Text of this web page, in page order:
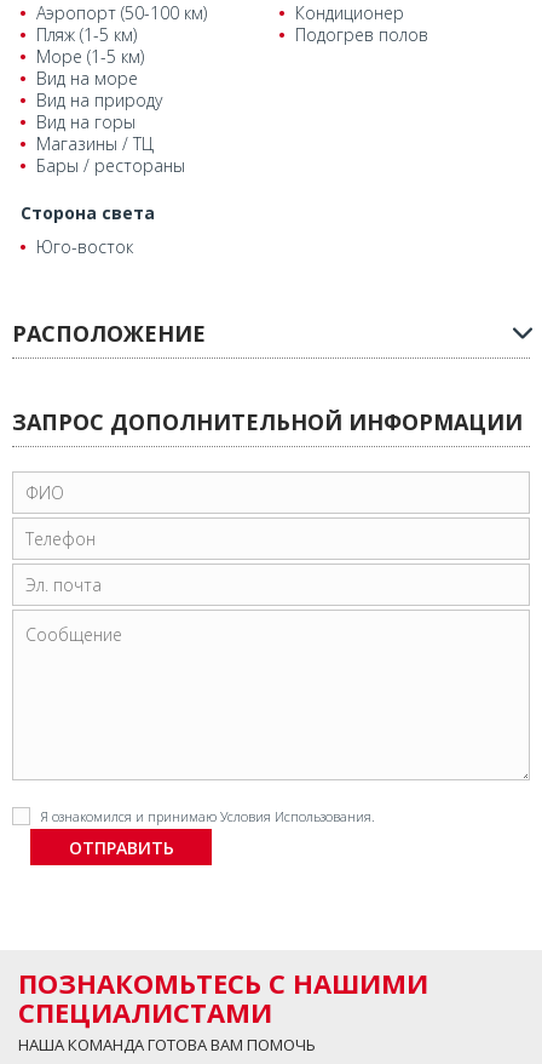
Аэропорт (50-100 км)
Пляж (1-5 км)
Море (1-5 км)
Вид на море
Вид на природу
Вид на горы
Магазины / ТЦ
Бары / рестораны
Кондиционер
Подогрев полов
Сторона света
Юго-восток
РАСПОЛОЖЕНИЕ
ЗАПРОС ДОПОЛНИТЕЛЬНОЙ ИНФОРМАЦИИ
Я ознакомился и принимаю Условия Использования.
ПОЗНАКОМЬТЕСЬ С НАШИМИ
СПЕЦИАЛИСТАМИ
НАША КОМАНДА ГОТОВА ВАМ ПОМОЧЬ